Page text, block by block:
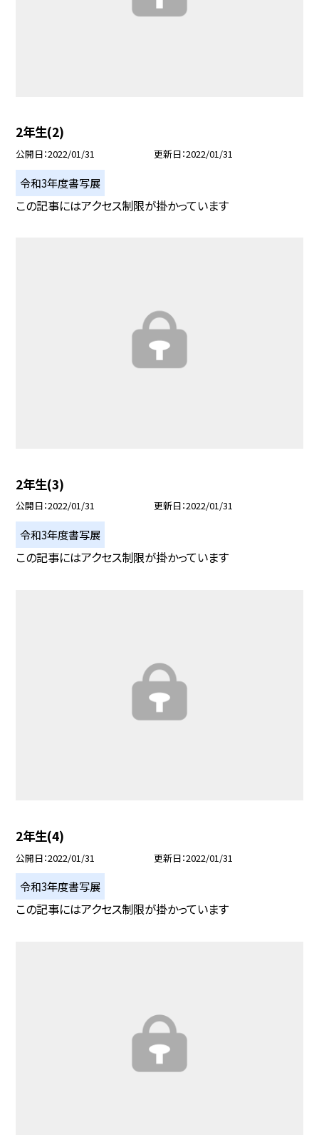
2年生(2)
公開日 2022/01/31 更新日 2022/01/31
令和3年度書写展
この記事にはアクセス制限が掛かっています
2年生(3)
公開日 2022/01/31 更新日 2022/01/31
令和3年度書写展
この記事にはアクセス制限が掛かっています
2年生(4)
公開日 2022/01/31 更新日 2022/01/31
令和3年度書写展
この記事にはアクセス制限が掛かっています